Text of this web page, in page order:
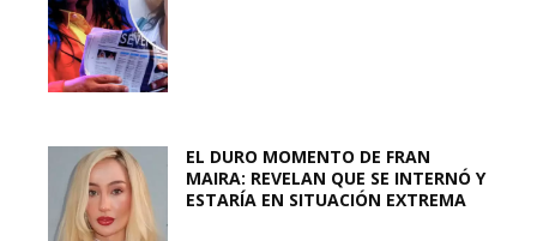
EL DURO MOMENTO DE FRAN
MAIRA: REVELAN QUE SE INTERNÓ Y
ESTARÍA EN SITUACIÓN EXTREMA